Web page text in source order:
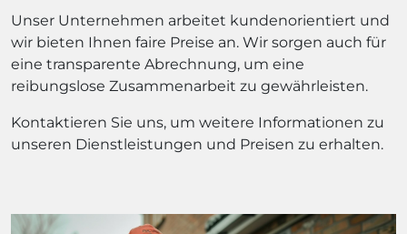
Unser Unternehmen arbeitet kundenorientiert und
wir bieten Ihnen faire Preise an. Wir sorgen auch für
eine transparente Abrechnung, um eine
reibungslose Zusammenarbeit zu gewährleisten.
Kontaktieren Sie uns, um weitere Informationen zu
unseren Dienstleistungen und Preisen zu erhalten.